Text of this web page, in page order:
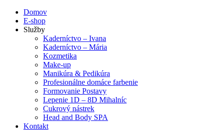
Domov
E-shop
Služby
Kaderníctvo – Ivana
Kaderníctvo – Mária
Kozmetika
Make-up
Manikúra & Pedikúra
Profesionálne domáce farbenie
Formovanie Postavy
Lepenie 1D – 8D Mihalníc
Cukrový nástrek
Head and Body SPA
Kontakt